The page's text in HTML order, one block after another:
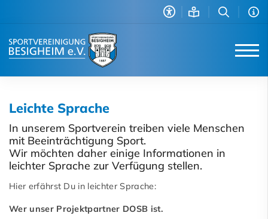
Leichte Sprache
In unserem Sportverein treiben viele Menschen
mit Beeinträchtigung Sport.
Wir möchten daher einige Informationen in
leichter Sprache zur Verfügung stellen.
Hier erfährst Du in leichter Sprache:
Wer unser Projektpartner DOSB ist.